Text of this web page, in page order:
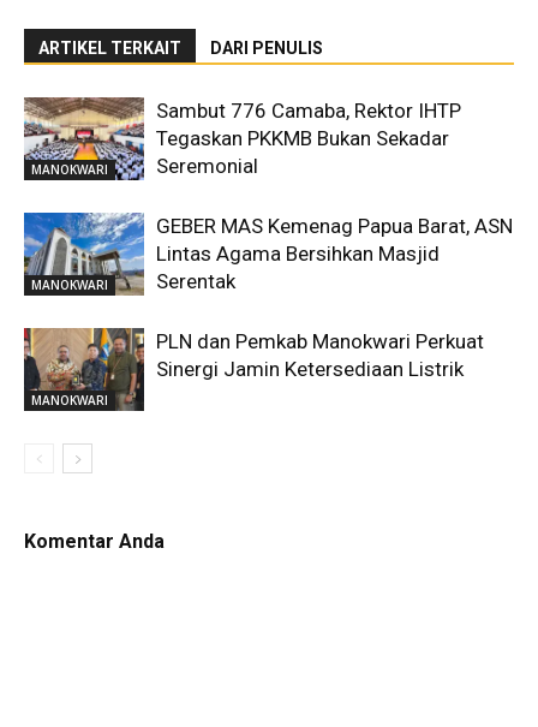
ARTIKEL TERKAIT DARI PENULIS
MANOKWARI
Sambut 776 Camaba, Rektor IHTP
Tegaskan PKKMB Bukan Sekadar
Seremonial
MANOKWARI
GEBER MAS Kemenag Papua Barat, ASN
Lintas Agama Bersihkan Masjid
Serentak
MANOKWARI
PLN dan Pemkab Manokwari Perkuat
Sinergi Jamin Ketersediaan Listrik
Komentar Anda